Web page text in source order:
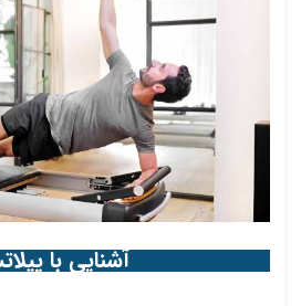
آشنایی با